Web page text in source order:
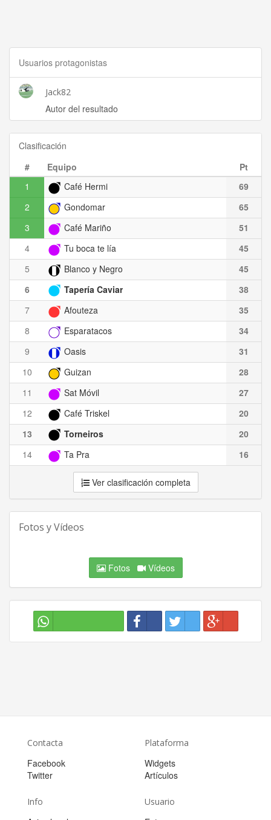
Usuarios protagonistas
Jack82
Autor del resultado
Clasificación
#
Equipo
Pt
1
Café Hermi
69
2
Gondomar
65
3
Café Mariño
51
4
Tu boca te lía
45
5
Blanco y Negro
45
6
Tapería Caviar
38
7
Afouteza
35
8
Esparatacos
34
9
Oasis
31
10
Guizan
28
11
Sat Móvil
27
12
Café Triskel
20
13
Torneiros
20
14
Ta Pra 16
Ver clasificación completa
Fotos y Vídeos
Fotos Vídeos
Contacta
Facebook
Twitter
Plataforma
Widgets
Artículos
Info Usuario